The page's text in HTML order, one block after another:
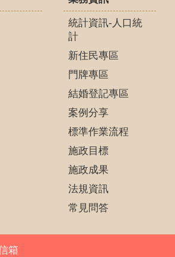
統計資訊-人口統
計
新住民專區
門牌專區
結婚登記專區
案例分享
標準作業流程
施政目標
施政成果
法規資訊
常見問答
箱